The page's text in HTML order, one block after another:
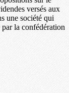
versés aux
une société qui
la confédération